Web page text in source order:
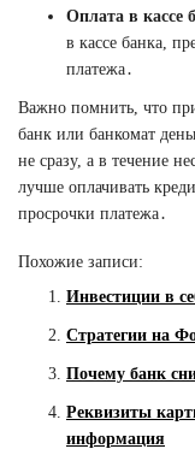
Оплата в кассе
в кассе банка,
платежа․
Важно помнить, что
банк или банкомат
не сразу, а в течение
лучше оплачивать
просрочки платежа․
Похожие записи:
Инвестиции в
Стратегии на
Почему банк
Реквизиты
информация